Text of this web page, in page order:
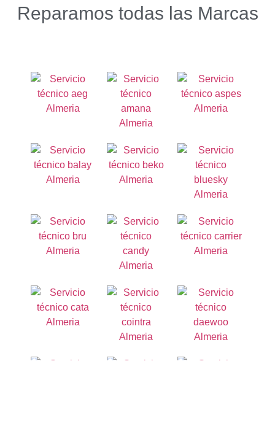
Reparamos todas las Marcas